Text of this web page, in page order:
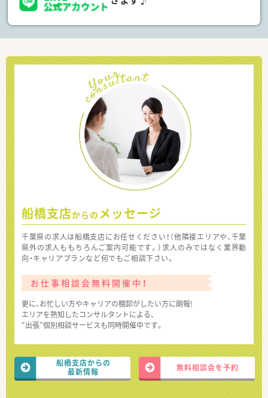
船橋支店からの メッセージ
千葉県の求人は船橋支店にお任せください！（他隣接エリアや、千葉
県外の求人ももちろんご案内可能です。）求人のみではなく業界動
向・キャリアプランなど何でもご相談下さい。
お仕事相談会無料開催中！
更に、お忙しい方やキャリアの棚卸がしたい方に朗報!
エリアを熟知したコンサルタントによる、
“出張”個別相談サービスも同時開催中です。
船橋支店からの
最新情報
無料相談会を予約